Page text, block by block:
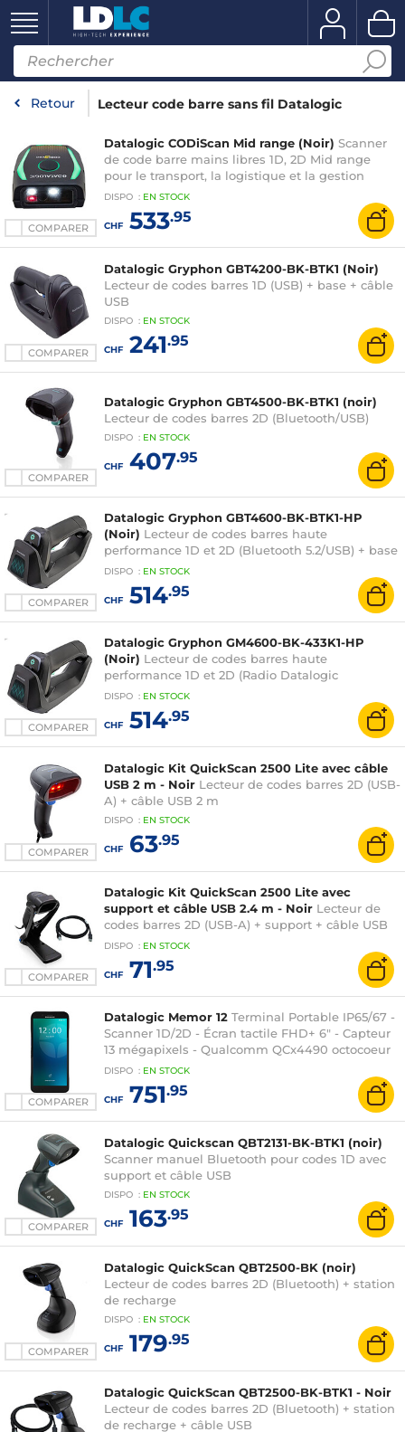
Retour Lecteur code barre sans fil Datalogic
COMPARER
Datalogic CODiScan Mid range (Noir) Scanner
de code barre mains libres 1D, 2D Mid range
pour le transport, la logistique et la gestion
d'entrepôt - Bluetooth 5.2 - IP54
DISPO : EN STOCK
CHF533.95
COMPARER
Datalogic Gryphon GBT4200-BK-BTK1 (Noir)
Lecteur de codes barres 1D (USB) + base + câble
USB
DISPO : EN STOCK
CHF241.95
COMPARER
Datalogic Gryphon GBT4500-BK-BTK1 (noir)
Lecteur de codes barres 2D (Bluetooth/USB)
DISPO : EN STOCK
CHF407.95
COMPARER
Datalogic Gryphon GBT4600-BK-BTK1-HP
(Noir) Lecteur de codes barres haute
performance 1D et 2D (Bluetooth 5.2/USB) + base
+ câble USB
DISPO : EN STOCK
CHF514.95
COMPARER
Datalogic Gryphon GM4600-BK-433K1-HP
(Noir) Lecteur de codes barres haute
performance 1D et 2D (Radio Datalogic
STAR/USB) + base + câble USB
DISPO : EN STOCK
CHF514.95
COMPARER
Datalogic Kit QuickScan 2500 Lite avec câble
USB 2 m - Noir Lecteur de codes barres 2D (USB-
A) + câble USB 2 m
DISPO : EN STOCK
CHF63.95
COMPARER
Datalogic Kit QuickScan 2500 Lite avec
support et câble USB 2.4 m - Noir Lecteur de
codes barres 2D (USB-A) + support + câble USB
2.4 m
DISPO : EN STOCK
CHF71.95
COMPARER
Datalogic Memor 12 Terminal Portable IP65/67 -
Scanner 1D/2D - Écran tactile FHD+ 6" - Capteur
13 mégapixels - Qualcomm QCx4490 octocoeur
cadencé à 2,4 GHz - RAM 6 Go - 64 Go - Wi-Fi
6E/Bluetooth 5.3/NFC - USB-C - Android 13
DISPO : EN STOCK
CHF751.95
COMPARER
Datalogic Quickscan QBT2131-BK-BTK1 (noir)
Scanner manuel Bluetooth pour codes 1D avec
support et câble USB
DISPO : EN STOCK
CHF163.95
COMPARER
Datalogic QuickScan QBT2500-BK (noir)
Lecteur de codes barres 2D (Bluetooth) + station
de recharge
DISPO : EN STOCK
CHF179.95
Datalogic QuickScan QBT2500-BK-BTK1 - Noir
Lecteur de codes barres 2D (Bluetooth) + station
de recharge + câble USB